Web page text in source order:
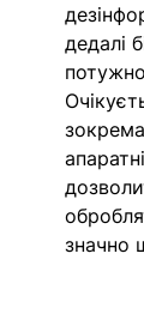
дедалі
значно